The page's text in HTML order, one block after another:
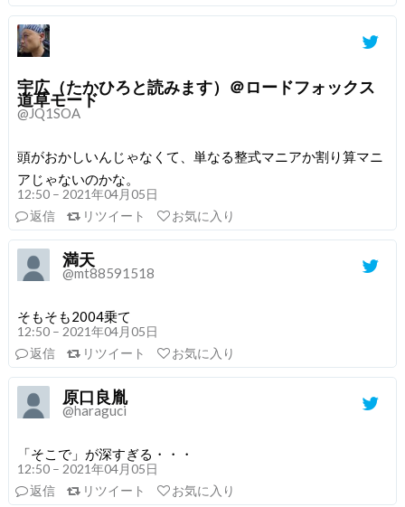
宇広（たかひろと読みます）＠ロードフォックス
道草モード
@JQ1SOA
頭がおかしいんじゃなくて、単なる整式マニアか割り算マニ
アじゃないのかな。
12:50 – 2021年04月05日
返信
リツイート お気に入り
満天
@mt88591518
そもそも2004乗て
12:50 – 2021年04月05日
返信
リツイート お気に入り
原口良胤
@haraguci
「そこで」が深すぎる・・・
12:50 – 2021年04月05日
返信
リツイート お気に入り